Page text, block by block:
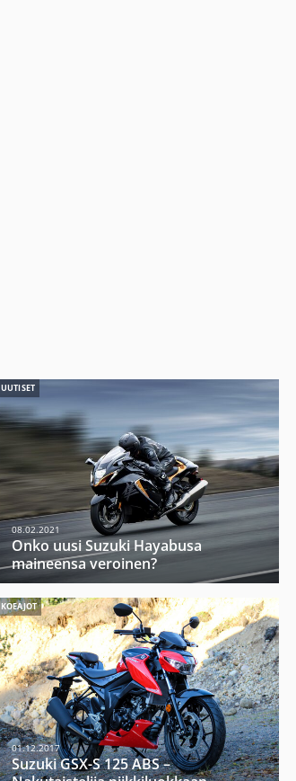
UUTISET
08.02.2021
Onko uusi Suzuki Hayabusa
maineensa veroinen?
KOEAJOT
01.12.2017
Suzuki GSX-S 125 ABS –